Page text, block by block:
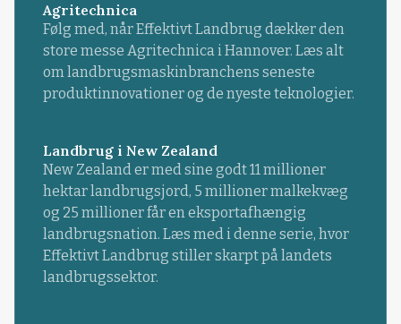
Agritechnica
Følg med, når Effektivt Landbrug dækker den
store messe Agritechnica i Hannover. Læs alt
om landbrugsmaskinbranchens seneste
produktinnovationer og de nyeste teknologier.
Landbrug i New Zealand
New Zealand er med sine godt 11 millioner
hektar landbrugsjord, 5 millioner malkekvæg
og 25 millioner får en eksportafhængig
landbrugsnation. Læs med i denne serie, hvor
Effektivt Landbrug stiller skarpt på landets
landbrugssektor.